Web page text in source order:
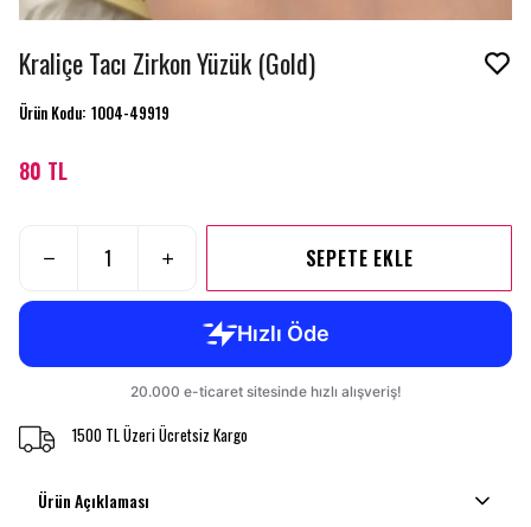
Kraliçe Tacı Zirkon Yüzük (Gold)
Ürün Kodu: 1004-49919
80 TL
SEPETE EKLE
1500 TL Üzeri Ücretsiz Kargo
Ürün Açıklaması